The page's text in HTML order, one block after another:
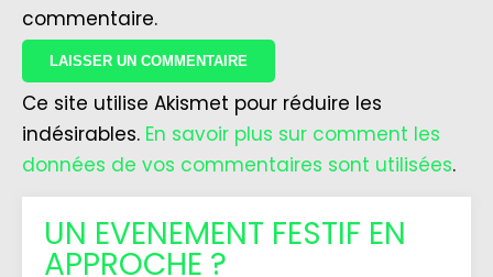
commentaire.
Ce site utilise Akismet pour réduire les
indésirables. En savoir plus sur comment les
données de vos commentaires sont utilisées.
UN EVENEMENT FESTIF EN
APPROCHE ?